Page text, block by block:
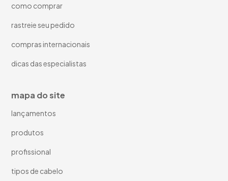
como comprar
rastreie seu pedido
compras internacionais
dicas das especialistas
mapa do site
lançamentos
produtos
profissional
tipos de cabelo